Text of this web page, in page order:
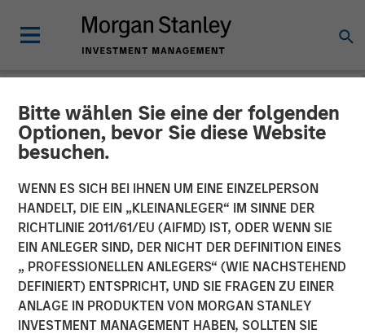
Bitte wählen Sie eine der folgenden
Optionen, bevor Sie diese Website
besuchen.
WENN ES SICH BEI IHNEN UM EINE EINZELPERSON
HANDELT, DIE EIN „KLEINANLEGER“ IM SINNE DER
RICHTLINIE 2011/61/EU (AIFMD) IST, ODER WENN SIE
EIN ANLEGER SIND, DER NICHT DER DEFINITION EINES
„ PROFESSIONELLEN ANLEGERS“ (WIE NACHSTEHEND
DEFINIERT) ENTSPRICHT, UND SIE FRAGEN ZU EINER
ANLAGE IN PRODUKTEN VON MORGAN STANLEY
INVESTMENT MANAGEMENT HABEN, SOLLTEN SIE
NEWSROOM
Morgan Stanley Real Estate
Investing Acquires
Brightview Senior Living
Portfolio
18 DEZEMBER 2024